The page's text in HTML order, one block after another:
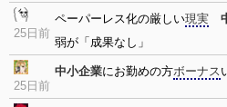
25日前
ペーパーレス化の厳しい現実
弱が「成果なし」
25日前
中小企業にお勤めの方ボーナス